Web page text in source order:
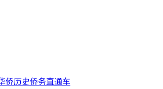
侨历史侨务直通车